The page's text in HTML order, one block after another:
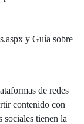
y Guía sobre
de redes
contenido con
sociales tienen la